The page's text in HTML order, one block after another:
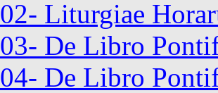
02- Liturgiae
03- De Libro
04- De Libro